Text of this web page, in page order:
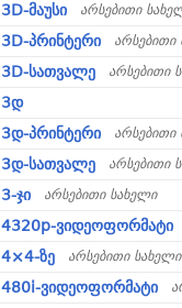
3D-მაუსი არსებითი
3D-პრინტერი არსებითი
3D-სათვალე არსებითი
3დ
3დ-პრინტერი
არსებითი
3დ-სათვალე არსებითი
3-ჯი არსებითი სახელი
4320p-ვიდეოფორმატი
4×4-ზე
არსებითი სახელი
480i-ვიდეოფორმატი